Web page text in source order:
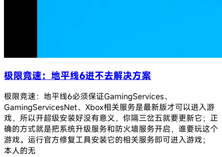
极限竞速：地平线6进不去解决方案
极限竞速：地平线6必须保证GamingServices、
GamingServicesNet、Xbox相关服务是最新版才可以进入游
戏，所以开超级安装好没有意义，你隔三岔五就要更新它；正
确的方式就是把系统升级服务和防火墙服务开启，谁要玩这个
游戏。运行官方修复工具安装它的相关服务即可进入游戏；
本人的无